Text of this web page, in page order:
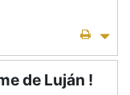
de Luján !